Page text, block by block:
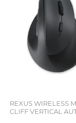
REXUS WIRELESS
CLIFF VERTICAL